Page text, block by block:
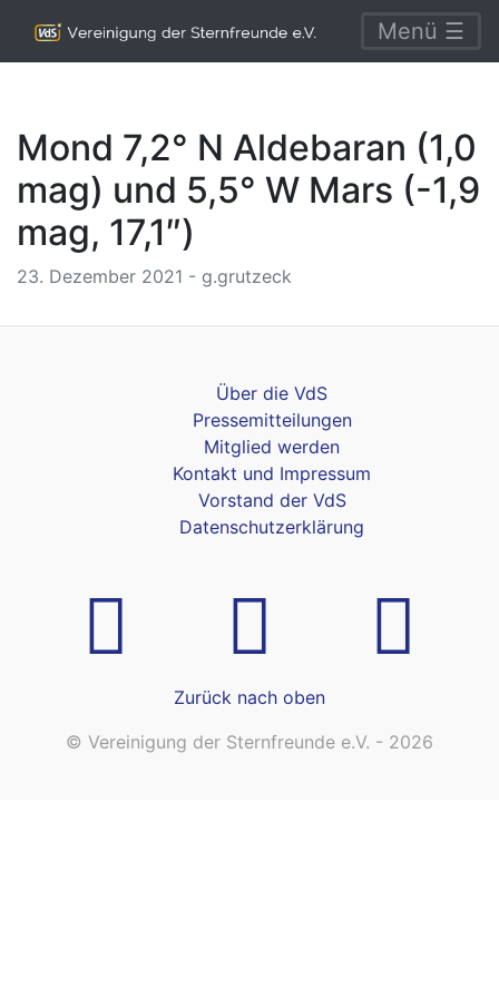
Menü ☰
Mond 7,2° N Aldebaran (1,0
mag) und 5,5° W Mars (-1,9
mag, 17,1″)
23. Dezember 2021 - g.grutzeck
Über die VdS
Pressemitteilungen
Mitglied werden
Kontakt und Impressum
Vorstand der VdS
Datenschutzerklärung
Zurück nach oben
© Vereinigung der Sternfreunde e.V. - 2026